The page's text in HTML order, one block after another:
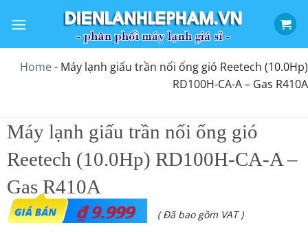
qua
dungHome- Máy lạnh giấu trần nối ống gió Reetech (10.0Hp)
RD100H-CA-A – Gas R410A
Máy lạnh giấu trần nối ống gió
Reetech (10.0Hp) RD100H-CA-A –
Gas R410A
₫9.999 ( Đã bao gồm VAT )